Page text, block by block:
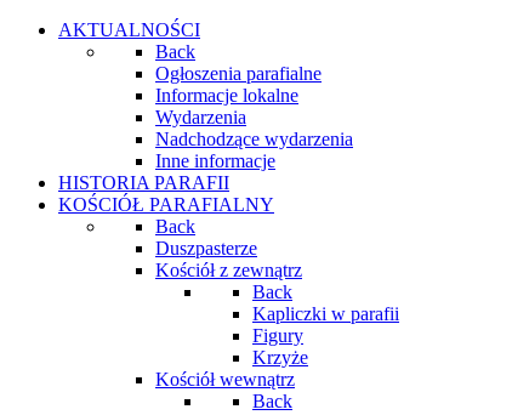
AKTUALNOŚCI
Back
Ogłoszenia parafialne
Informacje lokalne
Wydarzenia
Nadchodzące wydarzenia
Inne informacje
HISTORIA PARAFII
KOŚCIÓŁ PARAFIALNY
Back
Duszpasterze
Kościół z zewnątrz
Back
Kapliczki w parafii
Figury
Krzyże
Kościół wewnątrz
Back